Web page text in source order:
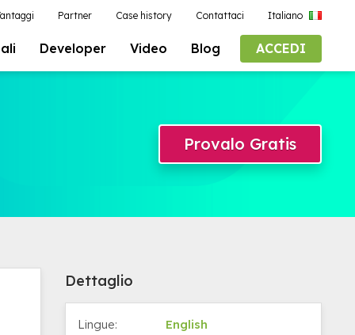
Partner Case history Contattaci Italiano
Developer Video Blog ACCEDI
Provalo Gratis
Dettaglio
Lingue:
English